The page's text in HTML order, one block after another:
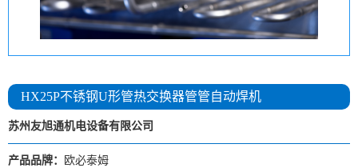
HX25P不锈钢U形管热交换器管管自动焊机
苏州友旭通机电设备有限公司
产品品牌： 欧必泰姆